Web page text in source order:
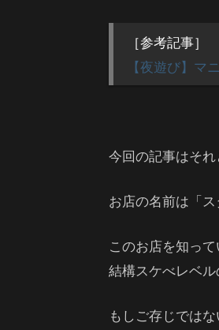
［参考記事］
【夜遊び】マ
今回の記事はそれ
お店の名前は「ス
このお店を知っ
結構スケべレベ
もしご存じでは